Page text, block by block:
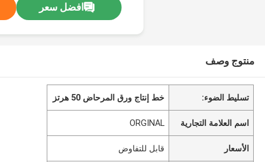
افضل سعر
منتوج وصف
تسليط الضوء: خط إنتاج ورق المرحاض 50 هرتز
اسم العلامة التجارية ORGINAL
الأسعار قابل للتفاوض